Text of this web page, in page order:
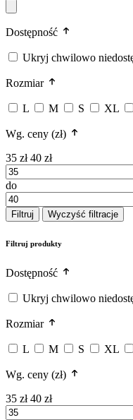
Dostępność
Ukryj chwilowo
Rozmiar
L M S XL
Wg. ceny (zł)
35 zł 40 zł
do
Filtruj Wyczyść filtracje
Filtruj produkty
Dostępność
Ukryj chwilowo
Rozmiar
L M S XL
Wg. ceny (zł)
35 zł 40 zł